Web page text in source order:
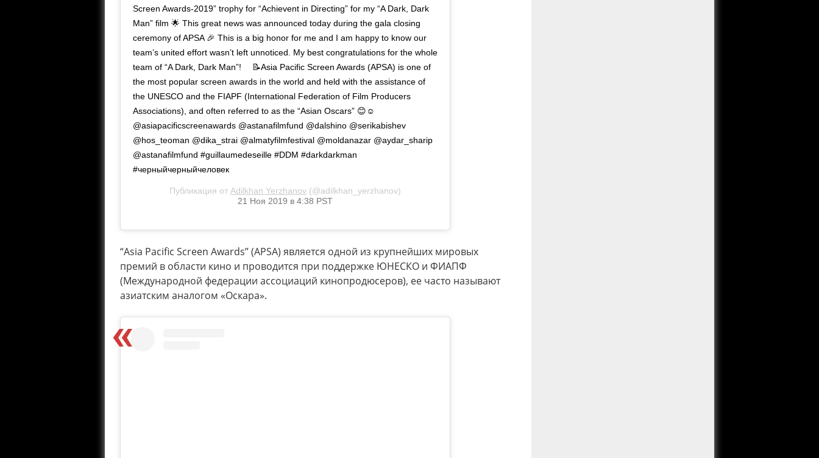
Screen Awards-2019” trophy for “Achievent in Directing” for my “A Dark, Dark
Man” film 🌟 This great news was announced today during the gala closing
ceremony of APSA 🎉 This is a big honor for me and I am happy to know our
team’s united effort wasn’t left unnoticed. My best congratulations for the whole
team of “A Dark, Dark Man”! ⠀ 📝Asia Pacific Screen Awards (APSA) is one of
the most popular screen awards in the world and held with the assistance of
the UNESCO and the FIAPF (International Federation of Film Producers
Associations), and often referred to as the “Asian Oscars” 😊☺ ⠀
@asiapacificscreenawards @astanafilmfund @dalshino @serikabishev
@hos_teoman @dika_strai @almatyfilmfestival @moldanazar @aydar_sharip
@astanafilmfund #guillaumedeseille #DDM #darkdarkman
#черныйчерныйчеловек
Публикация от Adilkhan Yerzhanov (@adilkhan_yerzhanov)
21 Ноя 2019 в 4:38 PST
“Asia Pacific Screen Awards” (APSA) является одной из крупнейших мировых
премий в области кино и проводится при поддержке ЮНЕСКО и ФИАПФ
(Международной федерации ассоциаций кинопродюсеров), ее часто называют
азиатским аналогом «Оскара».